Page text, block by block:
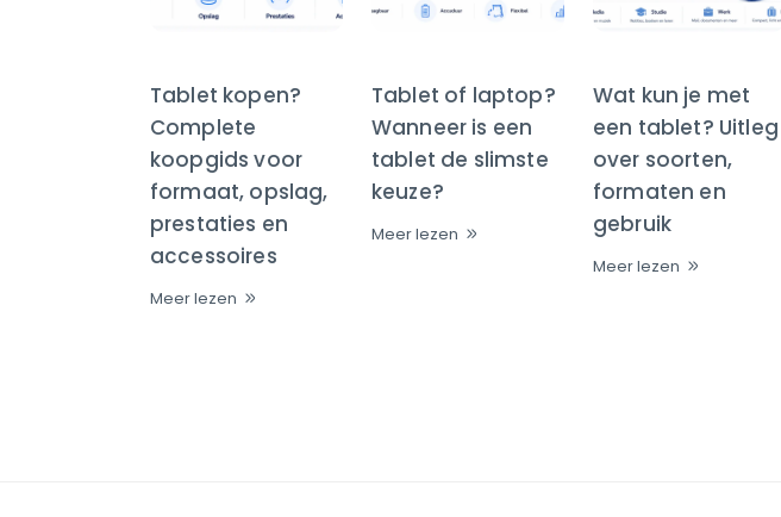
Tablet kopen?
Complete
koopgids voor
formaat, opslag,
prestaties en
accessoires
Meer lezen
Tablet of laptop?
Wanneer is een
tablet de slimste
keuze?
Meer lezen
Wat kun je met
een tablet? Uitleg
over soorten,
formaten en
gebruik
Meer lezen